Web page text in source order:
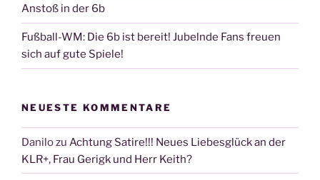
Anstoß in der 6b
Fußball-WM: Die 6b ist bereit! Jubelnde Fans freuen
sich auf gute Spiele!
NEUESTE KOMMENTARE
Danilozu Achtung Satire!!! Neues Liebesglück an der
KLR+, Frau Gerigk und Herr Keith?